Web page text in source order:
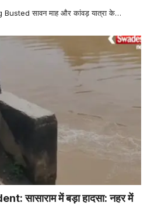
Busted सावन माह और कांवड़ यात्रा के…
सासाराम में बड़ा हादसा: नहर में